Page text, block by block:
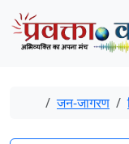
Skip to content
Skip to footer
Home
जन-जागरण